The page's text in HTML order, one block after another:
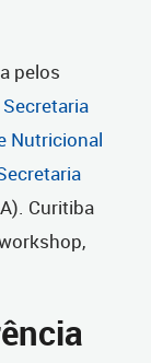
pelos
Secretaria
Nutricional
Curitiba